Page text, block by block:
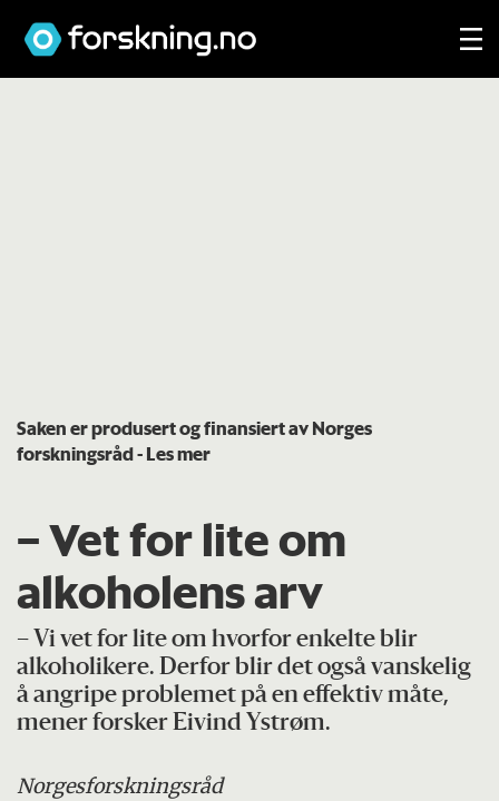
Saken er produsert og finansiert av Norges
forskningsråd- Les mer
– Vet for lite om
alkoholens arv
– Vi vet for lite om hvorfor enkelte blir
alkoholikere. Derfor blir det også vanskelig
å angripe problemet på en effektiv måte,
mener forsker Eivind Ystrøm.
Norgesforskningsråd